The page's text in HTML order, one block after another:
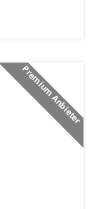
Premium Anbieter